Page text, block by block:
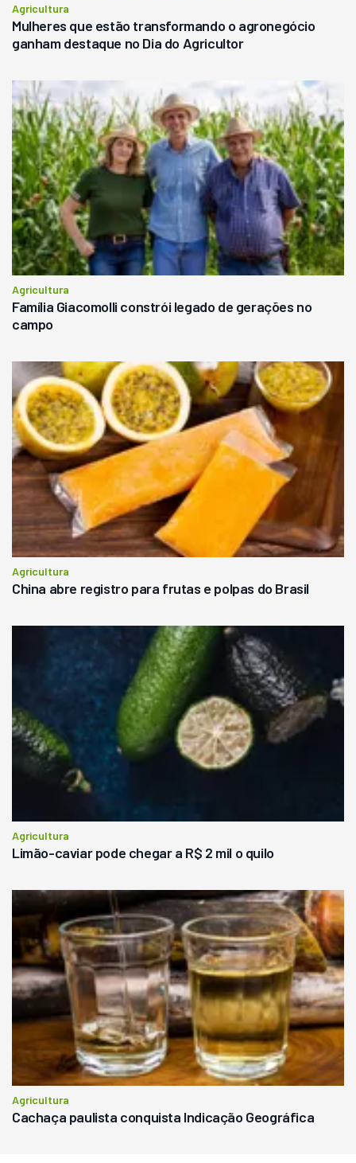
Agricultura
Mulheres que estão transformando o agronegócio
ganham destaque no Dia do Agricultor
Agricultura
Família Giacomolli constrói legado de gerações no
campo
Agricultura
China abre registro para frutas e polpas do Brasil
Agricultura
Limão-caviar pode chegar a R$ 2 mil o quilo
Agricultura
Cachaça paulista conquista Indicação Geográfica